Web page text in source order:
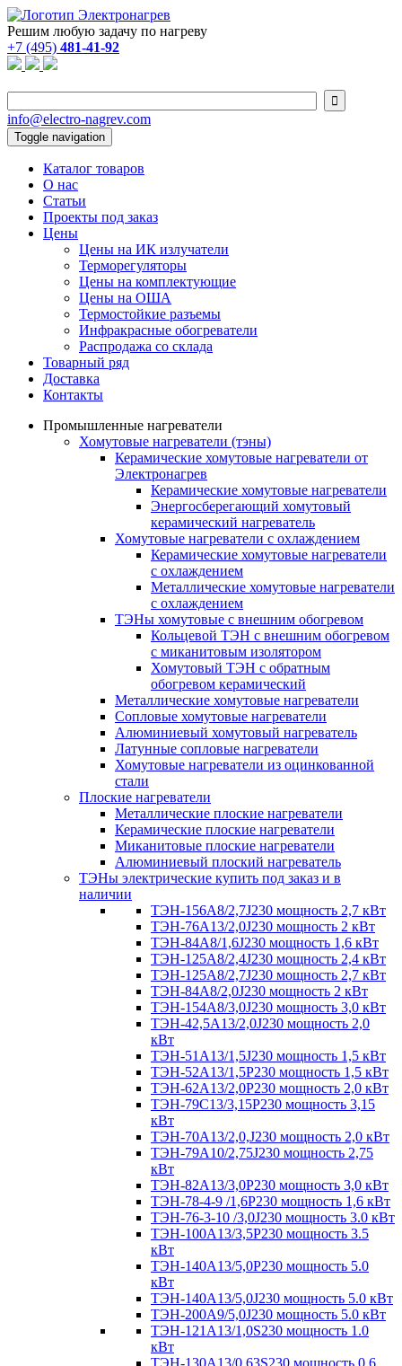
Решим любую задачу по нагреву
+7 (495) 481-41-92

info@electro-nagrev.com
Toggle navigation
Каталог товаров
О нас
Статьи
Проекты под заказ
Цены
Цены на ИК излучатели
Терморегуляторы
Цены на комплектующие
Цены на ОША
Термостойкие разъемы
Инфракрасные обогреватели
Распродажа со склада
Товарный ряд
Доставка
Контакты
Промышленные нагреватели
Хомутовые нагреватели (тэны)
Керамические хомутовые нагреватели от
Электронагрев
Керамические хомутовые нагреватели
Энергосберегающий хомутовый
керамический нагреватель
Хомутовые нагреватели с охлаждением
Керамические хомутовые нагреватели
с охлаждением
Металлические хомутовые нагреватели
с охлаждением
ТЭНы хомутовые с внешним обогревом
Кольцевой ТЭН с внешним обогревом
с миканитовым изолятором
Хомутовый ТЭН с обратным
обогревом керамический
Металлические хомутовые нагреватели
Сопловые хомутовые нагреватели
Алюминиевый хомутовый нагреватель
Латунные сопловые нагреватели
Хомутовые нагреватели из оцинкованной
стали
Плоские нагреватели
Металлические плоские нагреватели
Керамические плоские нагреватели
Миканитовые плоские нагреватели
Алюминиевый плоский нагреватель
ТЭНы электрические купить под заказ и в
наличии
ТЭН-156А8/2,7J230 мощность 2,7 кВт
ТЭН-76А13/2,0J230 мощность 2 кВт
ТЭН-84А8/1,6J230 мощность 1,6 кВт
ТЭН-125А8/2,4J230 мощность 2,4 кВт
ТЭН-125А8/2,7J230 мощность 2,7 кВт
ТЭН-84А8/2,0J230 мощность 2 кВт
ТЭН-154А8/3,0J230 мощность 3,0 кВт
ТЭН-42,5А13/2,0J230 мощность 2,0
кВт
ТЭН-51А13/1,5J230 мощность 1,5 кВт
ТЭН-52А13/1,5Р230 мощность 1,5 кВт
ТЭН-62А13/2,0Р230 мощность 2,0 кВт
ТЭН-79С13/3,15Р230 мощность 3,15
кВт
ТЭН-70А13/2,0,J230 мощность 2,0 кВт
ТЭН-79А10/2,75J230 мощность 2,75
кВт
ТЭН-82А13/3,0Р230 мощность 3,0 кВт
ТЭН-78-4-9 /1,6P230 мощность 1,6 кВт
ТЭН-76-3-10 /3,0J230 мощность 3.0 кВт
ТЭН-100А13/3,5Р230 мощность 3.5
кВт
ТЭН-140А13/5,0Р230 мощность 5.0
кВт
ТЭН-140А13/5,0J230 мощность 5.0 кВт
ТЭН-200А9/5,0J230 мощность 5.0 кВт
ТЭН-121А13/1,0S230 мощность 1.0
кВт
ТЭН-130А13/0,63S230 мощность 0.6